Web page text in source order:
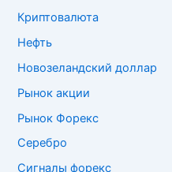
Криптовалюта
Нефть
Новозеландский доллар
Рынок акции
Рынок Форекс
Серебро
Сигналы форекс